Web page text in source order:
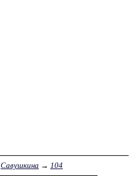
Савушкина → 104